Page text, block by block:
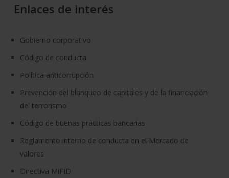
Enlaces de interés
Gobierno corporativo
Código de conducta
Política anticorrupción
Prevención del blanqueo de capitales y de la financiación
del terrorismo
Código de buenas prácticas bancarias
Reglamento interno de conducta en el Mercado de
valores
Directiva MiFID